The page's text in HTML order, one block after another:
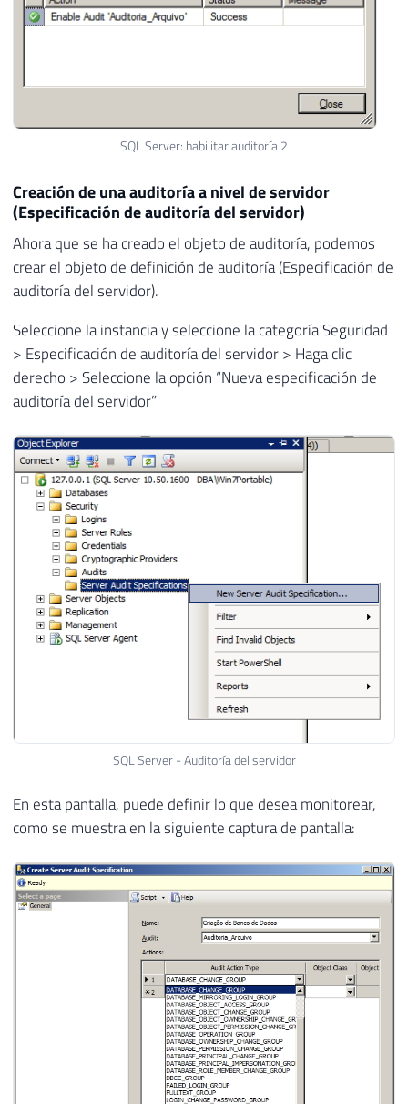
SQL Server: habilitar auditoría 2
Creación de una auditoría a nivel de servidor
(Especificación de auditoría del servidor)
Ahora que se ha creado el objeto de auditoría, podemos
crear el objeto de definición de auditoría (Especificación de
auditoría del servidor).
Seleccione la instancia y seleccione la categoría Seguridad
> Especificación de auditoría del servidor > Haga clic
derecho > Seleccione la opción “Nueva especificación de
auditoría del servidor”
SQL Server - Auditoría del servidor
En esta pantalla, puede definir lo que desea monitorear,
como se muestra en la siguiente captura de pantalla: